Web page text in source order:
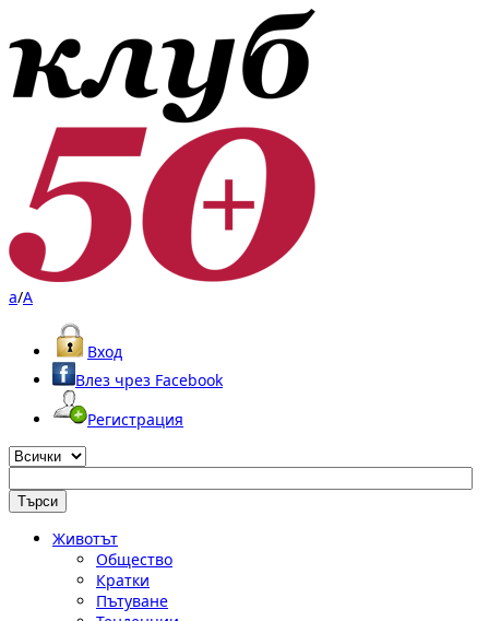
a/A
Вход
Влез чрез Facebook
Регистрация
Животът
Общество
Кратки
Пътуване